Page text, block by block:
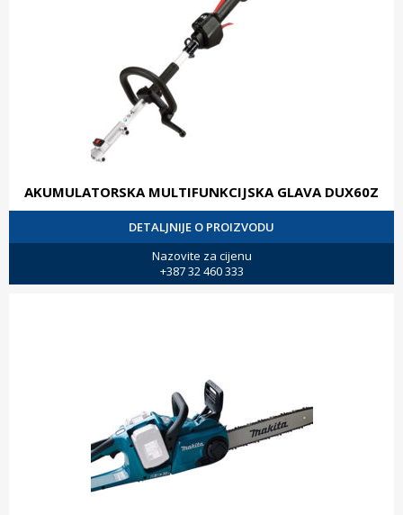
AKUMULATORSKA MULTIFUNKCIJSKA GLAVA DUX60Z
DETALJNIJE O PROIZVODU
Nazovite za cijenu
+387 32 460 333